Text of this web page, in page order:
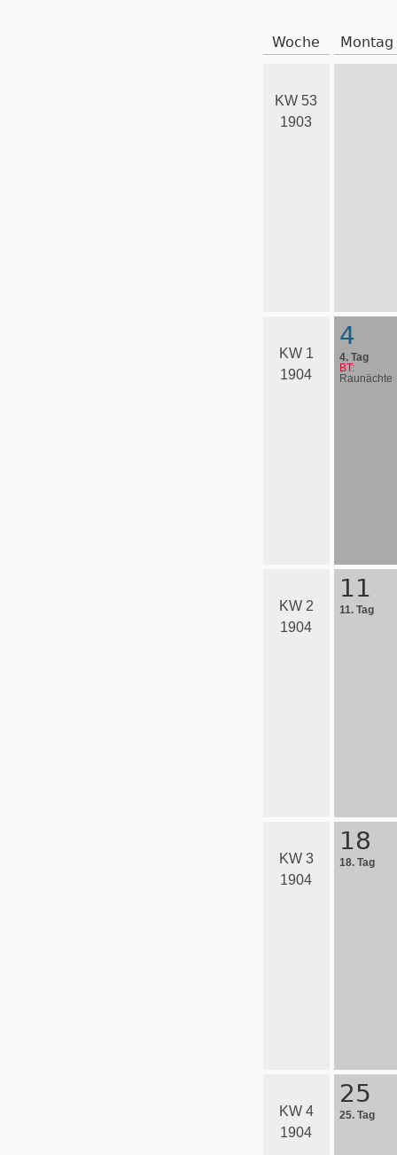
Woche Montag
KW 53
1903
KW 1
1904
4
4. Tag
BT:
Raunächte
KW 2
1904
11
11. Tag
KW 3
1904
18
18. Tag
KW 4
1904
25
25. Tag